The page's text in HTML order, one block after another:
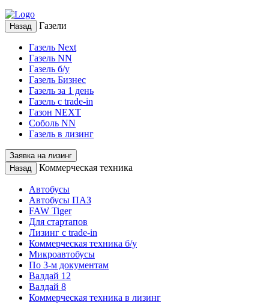
Назад Газели
Газель Next
Газель NN
Газель б/у
Газель Бизнес
Газель за 1 день
Газель с trade-in
Газон NEXT
Соболь NN
Газель в лизинг
Заявка на лизинг
Назад
Коммерческая техника
Автобусы
Автобусы ПАЗ
FAW Tiger
Для стартапов
Лизинг с trade-in
Коммерческая техника б/у
Микроавтобусы
По 3-м документам
Валдай 12
Валдай 8
Коммерческая техника в лизинг